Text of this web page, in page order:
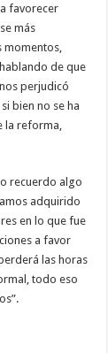
favorecer
más
de que
perjudicó
bien no se ha
la reforma,
recuerdo algo
adquirido
en lo que fue
a favor
las horas
todo eso